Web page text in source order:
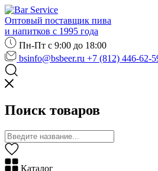
Оптовый поставщик пива
и напитков с 1995 года
Пн-Пт с 9:00 до 18:00
bsinfo@bsbeer.ru +7 (812) 446-62-
Поиск товаров
Каталог